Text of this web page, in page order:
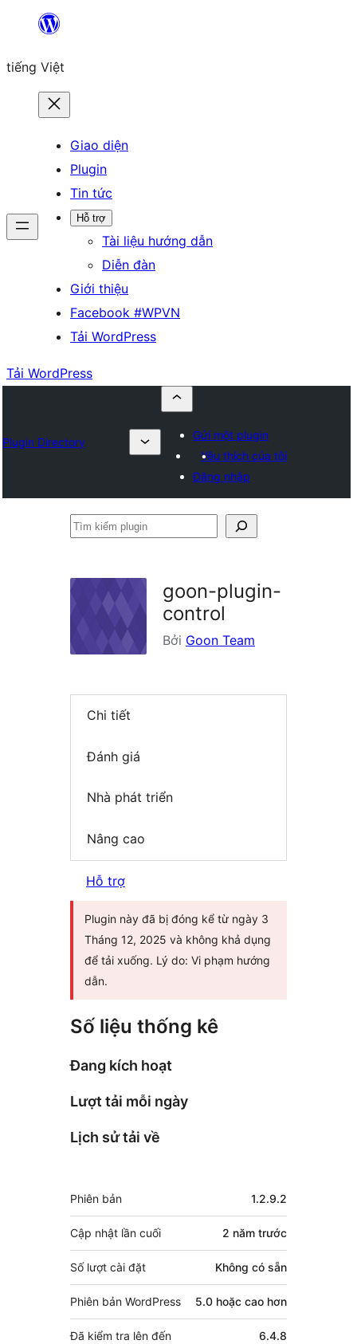
Chuyển
phần
tiếng Việt
Giao diện
Plugin
Tin tức
Hỗ trợ
Tài liệu hướng dẫn
Diễn đàn
Giới thiệu
Facebook #WPVN
Tải WordPress
Tải WordPress
Plugin Directory
Gửi một plugin
Yêu thích của tôi
Đăng nhập
Tìm
goon-plugin-
control
Bởi Goon Team
Chi tiết
Đánh giá
Nhà phát triển
Nâng cao
Hỗ trợ
Plugin này đã bị đóng kể từ ngày 3
Tháng 12, 2025 và không khả dụng
để tải xuống. Lý do: Vi phạm hướng
dẫn.
Số liệu thống kê
Đang kích hoạt
Lượt tải mỗi ngày
Lịch sử tải về
Meta
Phiên bản 1.2.9.2
Cập nhật lần cuối 2 năm trước
Số lượt cài đặt Không có sẵn
Phiên bản WordPress 5.0 hoặc cao hơn
Đã kiểm tra lên đến 6.4.8